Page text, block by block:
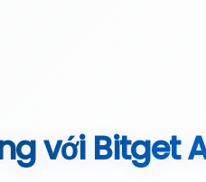
với Bitget